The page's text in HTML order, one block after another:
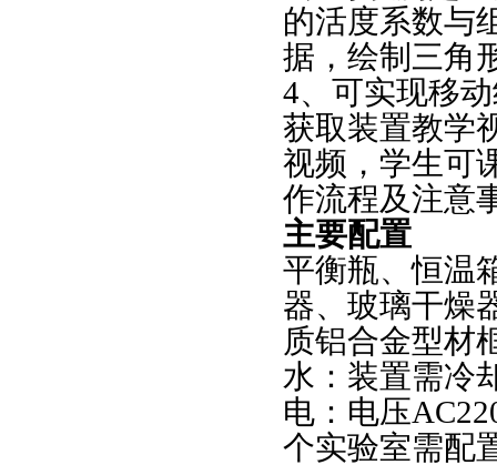
的活度系数与
据，绘制三角
4、可实现移
获取装置教学
视频，学生可
作流程及注意
主要配置
平衡瓶、恒温
器、玻璃干燥
质铝合金型材
水：装置需冷
电：电压
个实验室需配